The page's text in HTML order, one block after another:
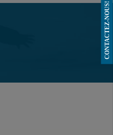
CONTACTEZ-NOUS!